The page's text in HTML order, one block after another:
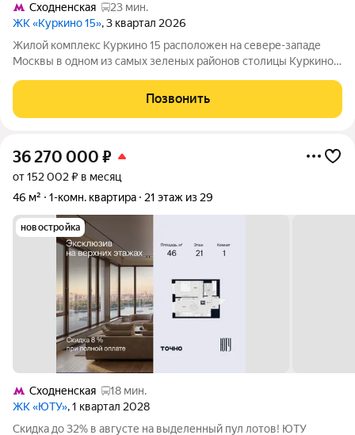
Сходненская
23 мин.
ЖК «Куркино 15», 3 квартал 2026
Жилой комплекс Куркино 15 расположен на севере-западе
Москвы в одном из самых зеленых районов столицы Куркино.
которых открывается вдохновляющий вид на лесопарк и
мегаполис. Комплекс состоит
Позвонить
36 270 000 ₽
от 152 002 ₽ в месяц
46 м²
1-комн. квартира 21 этаж из 29
новостройка
Сходненская
18 мин.
ЖК «ЮТУ», 1 квартал 2028
Скидка до 32% в августе на выделенный пул лотов! ЮТУ